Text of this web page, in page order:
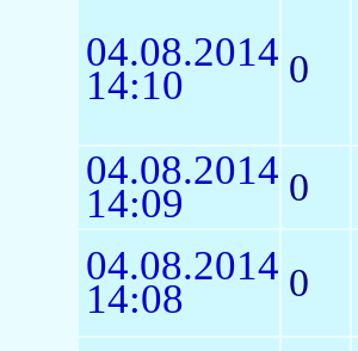
04.08.2014
14:10 0
04.08.2014
14:09 0
04.08.2014
14:08 0